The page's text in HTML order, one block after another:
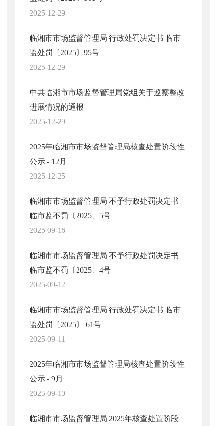
2025-12-29
临湘市市场监督管理局 行政处罚决定书 临市
监处罚〔2025〕95号
2025-12-29
中共临湘市市场监督管理局党组关于巡察整改
进展情况的通报
2025-12-29
2025年临湘市市场监督管理局核查处置阶段性
公示 - 12月
2025-12-25
临湘市市场监督管理局 不予行政处罚决定书
临市监不罚〔2025〕5号
2025-09-16
临湘市市场监督管理局 不予行政处罚决定书
临市监不罚〔2025〕4号
2025-09-12
临湘市市场监督管理局 行政处罚决定书 临市
监处罚〔2025〕 61号
2025-09-11
2025年临湘市市场监督管理局核查处置阶段性
公示 - 9月
2025-09-10
临湘市市场监督管理局 2025年核查处置阶段